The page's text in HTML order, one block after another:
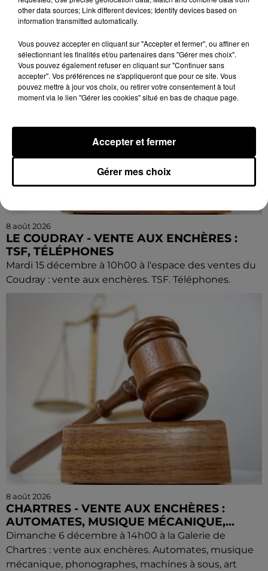
conférence. Par la Compagnie Armata.
8 août 2026
LE COUDRAY - VENTE AUX ENCHÈRES :
TSF, TÉLÉPHONES
Mardi 15 décembre à 10h00 à l'espace des ventes du
Coudray : vente aux enchères. TSF. Téléphones.
8 août 2026
CHARTRES - VENTE AUX ENCHÈRES :
AUTOMATES, MUSIQUE MÉCANIQUE,...
Dimanche 6 décembre à 14h00 à la Galerie de
Chartres : vente aux enchères. Automates, musique
mécanique, phonographes, machines à sous, art
other data sources; Link different devices; Identify devices based on
information transmitted automatically.
Vous pouvez accepter en cliquant sur "Accepter et fermer", ou affiner en
sélectionnant les finalités et/ou partenaires dans "Gérer mes choix".
Vous pouvez également refuser en cliquant sur "Continuer sans
accepter". Vos préférences ne s'appliqueront que pour ce site. Vous
pouvez mettre à jour vos choix, ou retirer votre consentement à tout
moment via le lien "Gérer les cookies" situé en bas de chaque page.
Gérer mes choix
Accepter et fermer